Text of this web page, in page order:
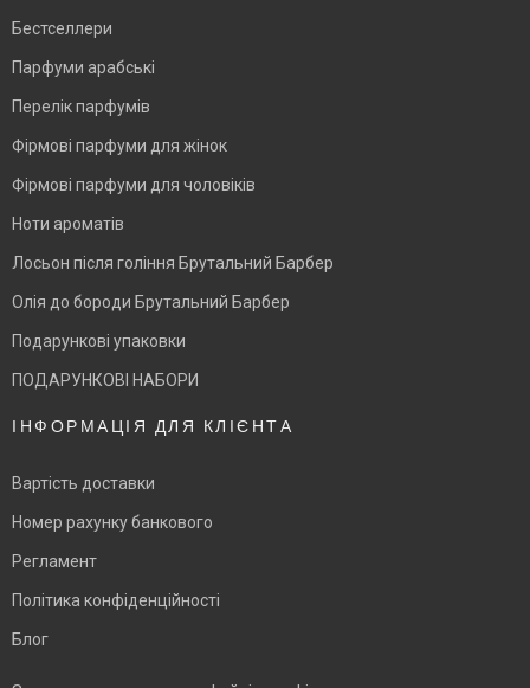
Бестселлери
Парфуми арабські
Перелік парфумів
Фірмові парфуми для жінок
Фірмові парфуми для чоловіків
Ноти ароматів
Лосьон після гоління Брутальний Барбер
Олія до бороди Брутальний Барбер
Подарункові упаковки
ПОДАРУНКОВІ НАБОРИ
ІНФОРМАЦІЯ ДЛЯ КЛІЄНТА
Вартість доставки
Номер рахунку банкового
Регламент
Політика конфіденційності
Блог